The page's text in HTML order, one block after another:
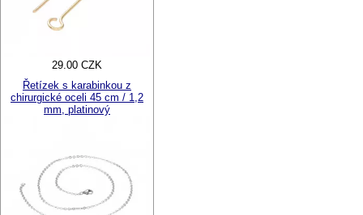
29.00 CZK
Řetízek s karabinkou z
chirurgické oceli 45 cm / 1,2
mm, platinový